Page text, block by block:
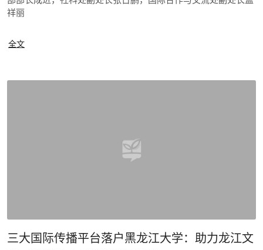
祥丽
全文
三大国际传播平台落户黑龙江大学：助力龙江文